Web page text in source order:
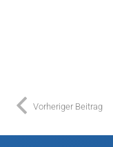
Vorheriger Beitrag